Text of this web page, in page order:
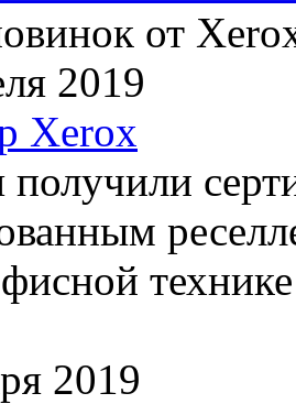
от
2019
Xerox
получили
2019